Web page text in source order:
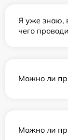
Я уже знаю,
чего
Можно ли
Можно ли